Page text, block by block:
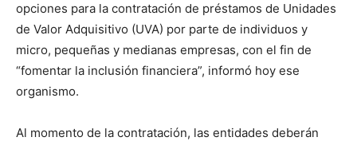
opciones para la contratación de préstamos de Unidades
de Valor Adquisitivo (UVA) por parte de individuos y
micro, pequeñas y medianas empresas, con el fin de
“fomentar la inclusión financiera”, informó hoy ese
organismo.
Al momento de la contratación, las entidades deberán